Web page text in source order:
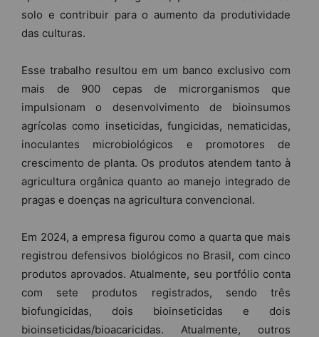
solo e contribuir para o aumento da produtividade
das culturas.
Esse trabalho resultou em um banco exclusivo com
mais de 900 cepas de microrganismos que
impulsionam o desenvolvimento de bioinsumos
agrícolas como inseticidas, fungicidas, nematicidas,
inoculantes microbiológicos e promotores de
crescimento de planta. Os produtos atendem tanto à
agricultura orgânica quanto ao manejo integrado de
pragas e doenças na agricultura convencional.
Em 2024, a empresa figurou como a quarta que mais
registrou defensivos biológicos no Brasil, com cinco
produtos aprovados. Atualmente, seu portfólio conta
com sete produtos registrados, sendo três
biofungicidas, dois bioinseticidas e dois
bioinseticidas/bioacaricidas. Atualmente, outros